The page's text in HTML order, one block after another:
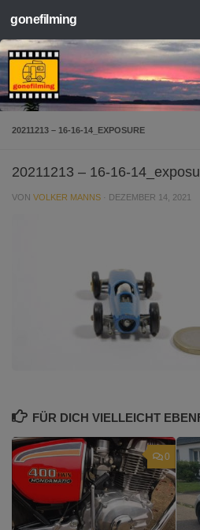
Zum Inhalt springen
gonefilming
20211213 – 16-16-14_EXPOSURE
20211213 – 16-16-
VON VOLKER MANNS · DEZEMBER 14, 2021
FÜR DICH VIELLEICHT
0